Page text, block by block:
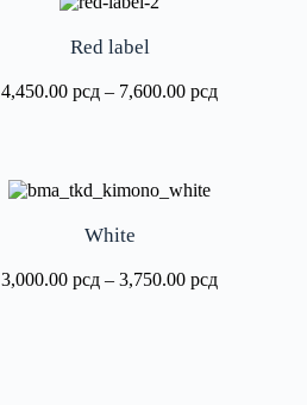
Red label
4,450.00рсд – 7,600.00рсд
White
3,000.00рсд – 3,750.00рсд